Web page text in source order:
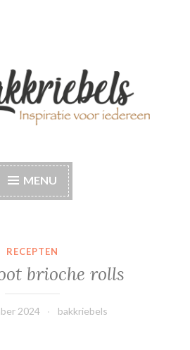
MENU
RECEPTEN
brioche rolls
2024 bakkriebels